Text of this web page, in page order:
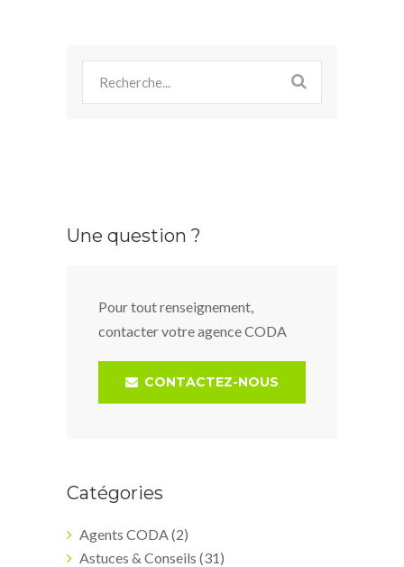
Une question ?
Pour tout renseignement,
contacter votre agence CODA
CONTACTEZ-NOUS
Catégories
Agents CODA (2)
Astuces & Conseils (31)